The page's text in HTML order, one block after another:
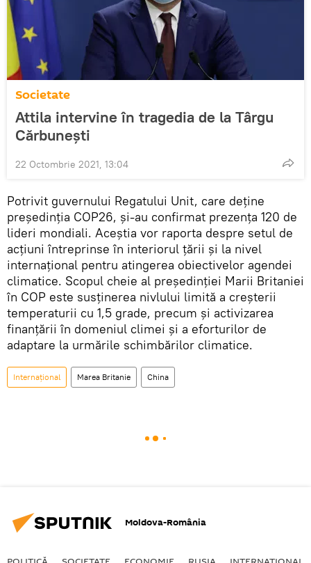
Societate
Attila intervine în tragedia de la Târgu
Cărbunești
22 Octombrie 2021, 13:04
Potrivit guvernului Regatului Unit, care deține
președinția COP26, și-au confirmat prezența 120 de
lideri mondiali. Aceștia vor raporta despre setul de
acțiuni întreprinse în interiorul țării și la nivel
internațional pentru atingerea obiectivelor agendei
climatice. Scopul cheie al președinției Marii Britaniei
în COP este susținerea nivlului limită a creșterii
temperaturii cu 1,5 grade, precum și activizarea
finanțării în domeniul climei și a eforturilor de
adaptare la urmările schimbărilor climatice.
Internaţional Marea Britanie China
Moldova-România